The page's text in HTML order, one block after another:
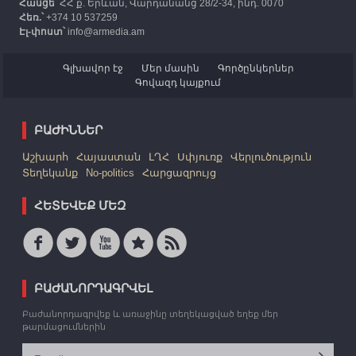
Հասցե՝ՀՀ ք. Երևան, Վարդանանց 28/2-34, ինդ. 0070
Հեռ.՝+374 10 537259
Էլ-փոստ՝info@armedia.am
Գլխավոր էջ Մեր մասին
Գործընկերներ
Գովազդ կայքում
ԲԱԺԻՆՆԵՐ
Աշխարհ Հայաստան ԼՂՀ Սփյուռք
Վերլուծություն
Տեղեկանք
No-politics Հարցազրույց
ՀԵՏԵՎԵՔ ՄԵԶ
ԲԱԺԱՆՈՐԴԱԳՐՎԵԼ
Բաժանորդագրվեք և առաջինը տեղեկացված եղեք մեր
թարմացումներին